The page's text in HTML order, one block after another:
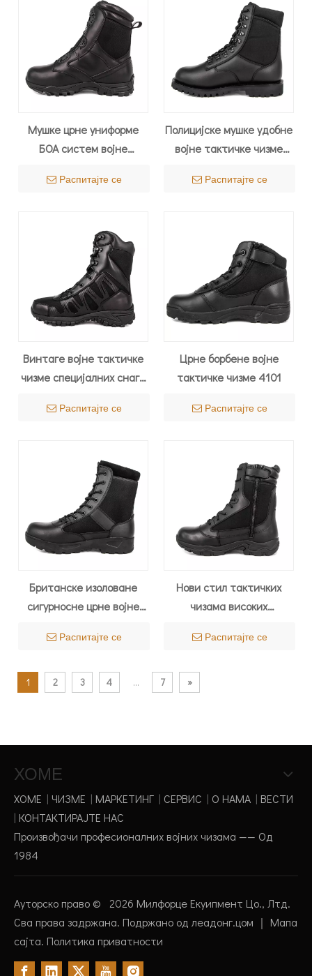
Мушке црне униформе
БОА систем војне
Распитајте се
Полицијске мушке удобне
војне тактичке чизме
Распитајте се
Винтаге војне тактичке
чизме специјалних снага
4290
Распитајте се
Црне борбене војне
тактичке чизме 4101
Распитајте се
Британске изоловане
сигурносне црне војне
Распитајте се
Нови стил тактичких
чизама високих
Распитајте се
1 2 3 4 ... 7 »
ХОМЕ
ХОМЕ | ЧИЗМЕ | МАРКЕТИНГ | СЕРВИС | О НАМА | ВЕСТИ
| КОНТАКТИРАЈТЕ НАС
Произвођачи професионалних војних чизама —— Од
1984
Ауторско право © 2026 Милфорце Екуипмент Цо., Лтд.
Сва права задржана. Подржано од леадонг.цом ｜ Мапа
сајта. Политика приватности